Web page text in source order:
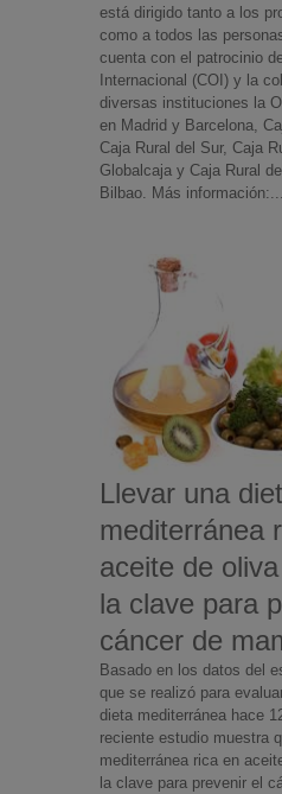
está dirigido tanto a los
como a todos las
cuenta con el patrocinio
Internacional (COI) y la
diversas instituciones la
en Madrid y Barcelona,
Caja Rural del Sur, Caja
Globalcaja y Caja Rural
Bilbao. Más información:...
Llevar una
mediterránea
aceite de
la clave para
cáncer de
Basado en los datos del
que se realizó para
dieta mediterránea hace
reciente estudio muestra
mediterránea rica en
la clave para prevenir el